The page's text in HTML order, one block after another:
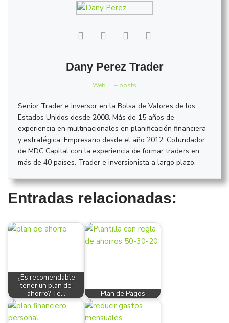
Dany Perez Trader
Web | + posts
Senior Trader e inversor en la Bolsa de Valores de los
Estados Unidos desde 2008. Más de 15 años de
experiencia en multinacionales en planificación financiera
y estratégica. Empresario desde el año 2012. Cofundador
de MDC Capital con la experiencia de formar traders en
más de 40 países. Trader e inversionista a largo plazo.
Entradas relacionadas:
¿Es recomendable
tener un plan de
ahorro? Te…
Plan de Pagos